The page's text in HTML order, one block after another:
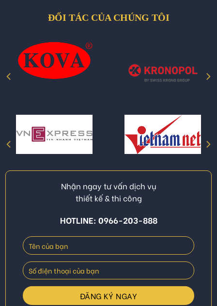
ĐỐI TÁC CỦA CHÚNG TÔI
Nhận ngay tư vấn dịch vụ
thiết kế & thi công
HOTLINE: 0966-203-888